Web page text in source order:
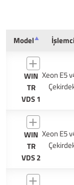
Model İşlemci
WIN
TR
VDS 1
Xeon E5
WIN
TR
VDS 2
Xeon E5